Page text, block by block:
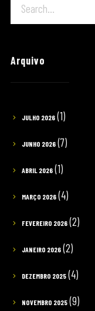
Arquivo
JULHO 2026(1)
JUNHO 2026(7)
ABRIL 2026(1)
MARÇO 2026(4)
FEVEREIRO 2026(2)
JANEIRO 2026(2)
DEZEMBRO 2025(4)
NOVEMBRO 2025(9)